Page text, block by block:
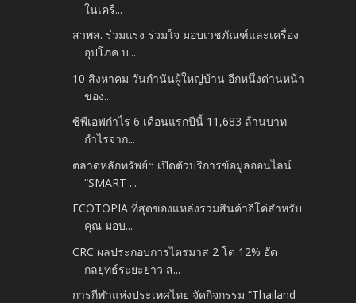
ในเครื...
สวพส. ร่วมแรง ร่วมใจ มอบเวชภัณฑ์และเครื่อง
อุปโภค บ...
10 สิงหาคม วันกำนันผู้ใหญ่บ้าน อีกหนึ่งด่านหน้า
ของ...
ซีพีเอฟกำไร 6 เดือนแรกปีนี้ 11,683 ล้านบาท
กำไรจาก...
ตลาดหลักทรัพย์ฯ เปิดตัวบริการข้อมูลออนไลน์
“SMART ...
ECOTOPIA ที่สุดของแหล่งรวมสินค้าอีโค่สำหรับ
คุณ มอบ...
CRC ผลประกอบการไตรมาส 2 โต 12% อัด
กลยุทธ์ระยะยาว ส...
การกีฬาแห่งประเทศไทย จัดกิจกรรม “Thailand